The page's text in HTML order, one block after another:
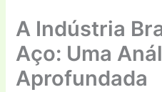
A Indústria
Aço: Uma
Aprofundada